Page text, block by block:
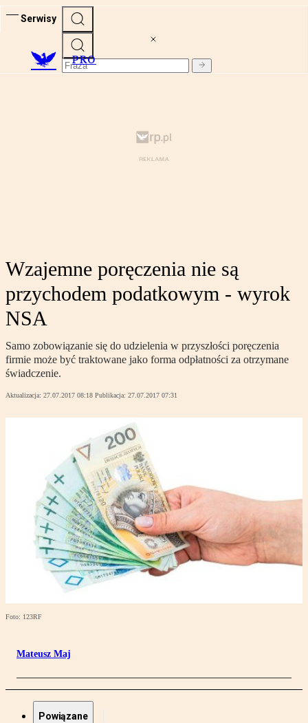
Serwisy
PRO
Wzajemne poręczenia nie są
przychodem podatkowym - wyrok
NSA
Samo zobowiązanie się do udzielenia w przyszłości poręczenia
firmie może być traktowane jako forma odpłatności za otrzymane
świadczenie.
Aktualizacja: 27.07.2017 08:18 Publikacja: 27.07.2017 07:31
Foto: 123RF
Mateusz Maj
Powiązane